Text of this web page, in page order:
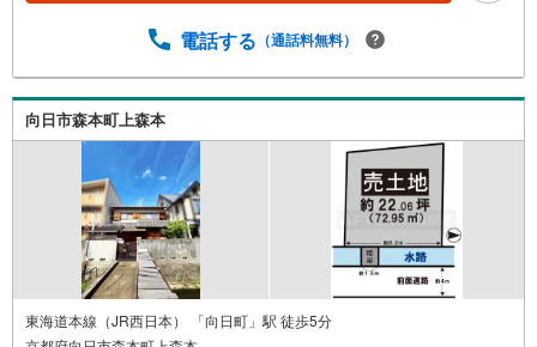
電話する （通話料無料）
向日市森本町上森本
東海道本線（JR西日本） 「向日町」駅 徒歩5分